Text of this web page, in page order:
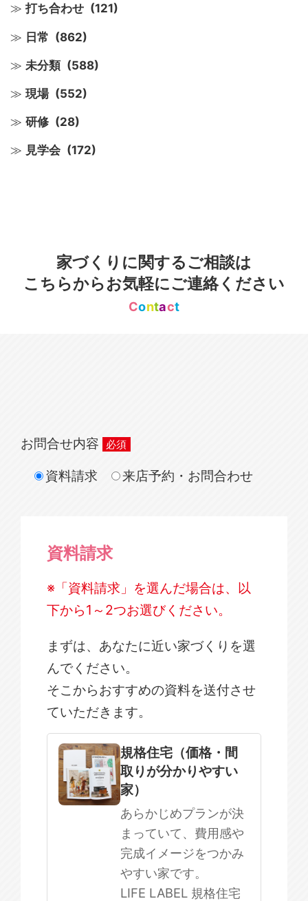
打ち合わせ (121)
日常 (862)
未分類 (588)
現場 (552)
研修 (28)
見学会 (172)
家づくりに関するご相談は
こちらからお気軽にご連絡ください
Contact
お問合せ内容
資料請求
来店予約・お問合わせ
資料請求
※「資料請求」を選んだ場合は、以
下から1～2つお選びください。
まずは、あなたに近い家づくりを選
んでください。
そこからおすすめの資料を送付させ
ていただきます。
規格住宅
注文住宅
SOWOOD
まだ何も決まっていない
規格住宅（価格・間
取りが分かりやすい
家）
あらかじめプランが決
まっていて、費用感や
完成イメージをつかみ
やすい家です。
LIFE LABEL 規格住宅